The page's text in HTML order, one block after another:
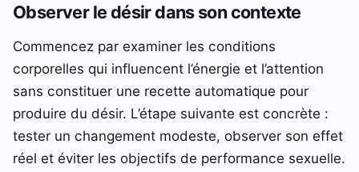
Observer le désir dans son contexte
Commencez par examiner les conditions
corporelles qui influencent l’énergie et l’attention
sans constituer une recette automatique pour
produire du désir. L’étape suivante est concrète :
tester un changement modeste, observer son effet
réel et éviter les objectifs de performance sexuelle.